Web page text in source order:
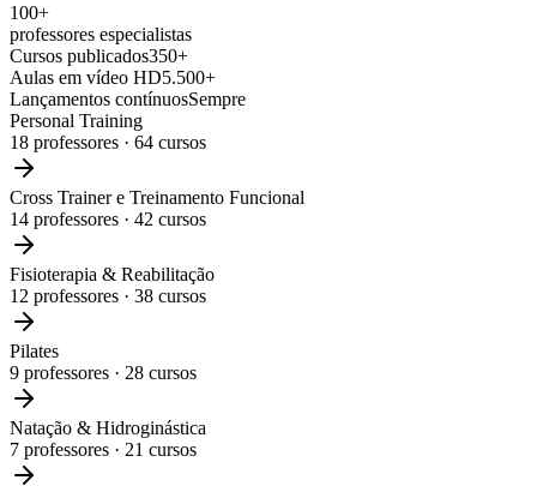
100+
professores especialistas
Cursos publicados350+
Aulas em vídeo HD5.500+
Lançamentos contínuosSempre
Personal Training
18 professores · 64 cursos
Cross Trainer e Treinamento Funcional
14 professores · 42 cursos
Fisioterapia & Reabilitação
12 professores · 38 cursos
Pilates
9 professores · 28 cursos
Natação & Hidroginástica
7 professores · 21 cursos